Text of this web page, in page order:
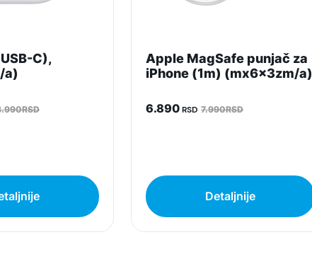
C),
a)
Apple MagSafe punjač za
iPhone (1m) (mx6x3zm/a)
6.890RSD 7.990RSD
Detaljnije